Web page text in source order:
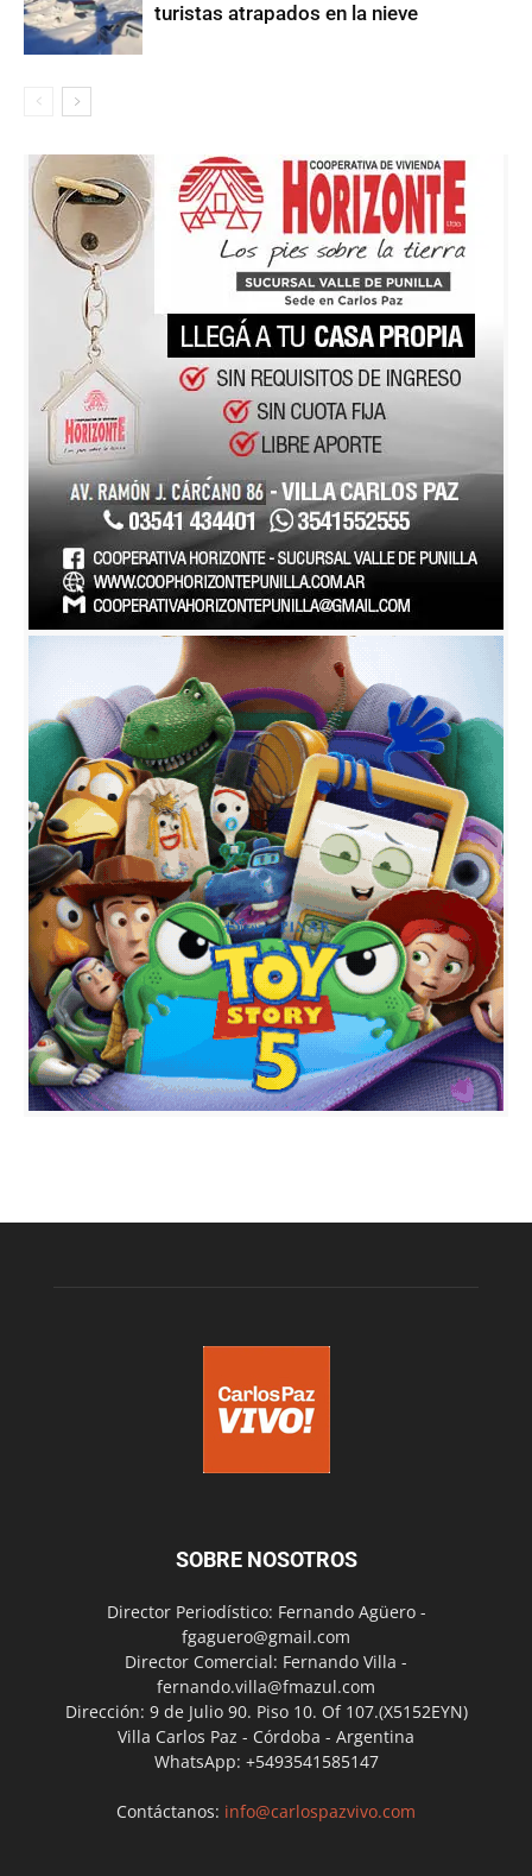
turistas atrapados en la nieve
SOBRE NOSOTROS
Director Periodístico: Fernando Agüero -
fgaguero@gmail.com
Director Comercial: Fernando Villa -
fernando.villa@fmazul.com
Dirección: 9 de Julio 90. Piso 10. Of 107.(X5152EYN)
Villa Carlos Paz - Córdoba - Argentina
WhatsApp: +5493541585147
Contáctanos: info@carlospazvivo.com